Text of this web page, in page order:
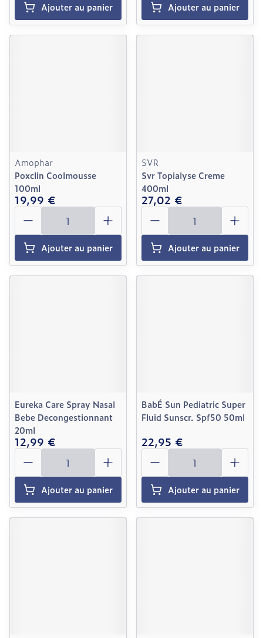
Ajouter au panier Ajouter au panier
Amophar
Poxclin Coolmousse
100ml
19,99 €
Quantité
Ajouter au panier
SVR
Svr Topialyse Creme
400ml
27,02 €
Quantité
Ajouter au panier
Eureka Care Spray Nasal
Bebe Decongestionnant
20ml
12,99 €
Quantité
Ajouter au panier
BabÉ Sun Pediatric Super
Fluid Sunscr. Spf50 50ml
22,95 €
Quantité
Ajouter au panier